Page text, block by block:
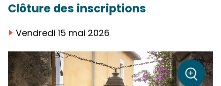
Clôture des inscriptions
Vendredi 15 mai 2026
+
sur la